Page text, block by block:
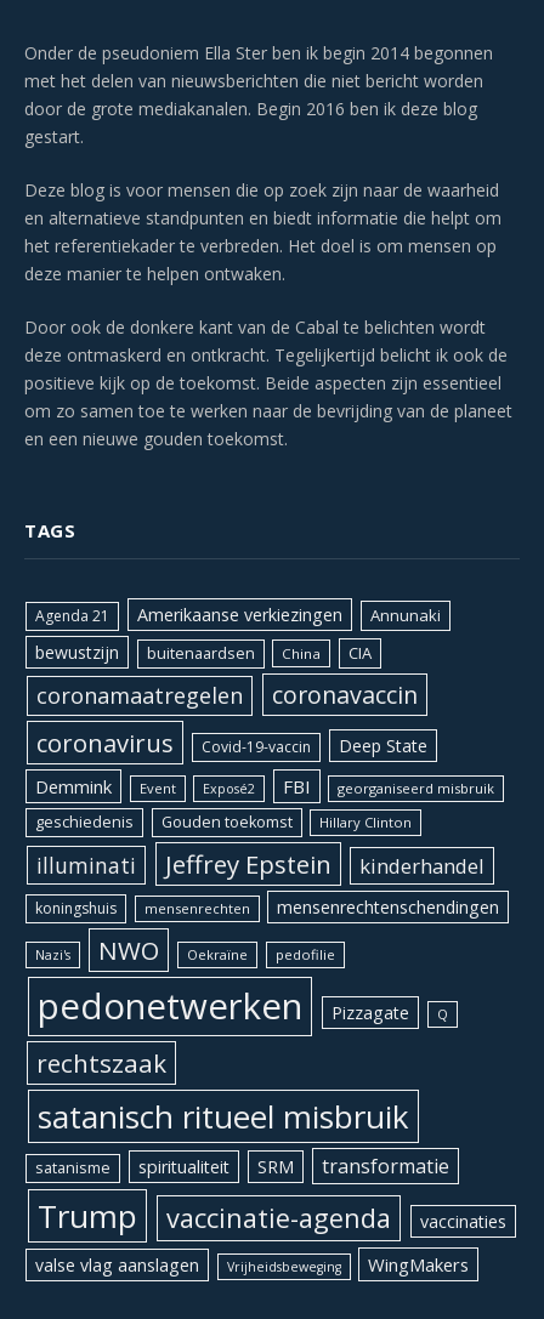
Onder de pseudoniem Ella Ster ben ik begin 2014 begonnen
met het delen van nieuwsberichten die niet bericht worden
door de grote mediakanalen. Begin 2016 ben ik deze blog
gestart.
Deze blog is voor mensen die op zoek zijn naar de waarheid
en alternatieve standpunten en biedt informatie die helpt om
het referentiekader te verbreden. Het doel is om mensen op
deze manier te helpen ontwaken.
Door ook de donkere kant van de Cabal te belichten wordt
deze ontmaskerd en ontkracht. Tegelijkertijd belicht ik ook de
positieve kijk op de toekomst. Beide aspecten zijn essentieel
om zo samen toe te werken naar de bevrijding van de planeet
en een nieuwe gouden toekomst.
TAGS
Agenda 21 Amerikaanse verkiezingen Annunaki
bewustzijn buitenaardsen China CIA
coronamaatregelen coronavaccin
coronavirus Covid-19-vaccin Deep State
Demmink Event Exposé2 FBI georganiseerd misbruik
geschiedenis Gouden toekomst Hillary Clinton
illuminati Jeffrey Epstein kinderhandel
koningshuis mensenrechten mensenrechtenschendingen
Nazi's NWO Oekraïne pedofilie
pedonetwerken Pizzagate Q
rechtszaak
satanisch ritueel misbruik
satanisme spiritualiteit SRM transformatie
Trump vaccinatie-agenda
vaccinaties
valse vlag aanslagen
Vrijheidsbeweging WingMakers